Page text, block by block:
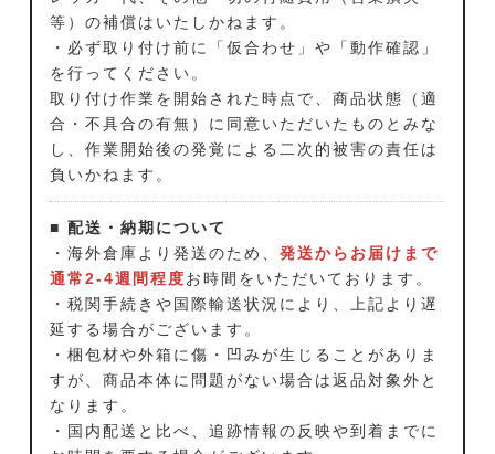
等）の補償はいたしかねます。
・必ず取り付け前に「仮合わせ」や「動作確認」
を行ってください。
取り付け作業を開始された時点で、商品状態（適
合・不具合の有無）に同意いただいたものとみな
し、作業開始後の発覚による二次的被害の責任は
負いかねます。
■ 配送・納期について
・海外倉庫より発送のため、 発送からお届けまで
通常2-4週間程度お時間をいただいております。
・税関手続きや国際輸送状況により、上記より遅
延する場合がございます。
・梱包材や外箱に傷・凹みが生じることがありま
すが、商品本体に問題がない場合は返品対象外と
なります。
・国内配送と比べ、追跡情報の反映や到着までに